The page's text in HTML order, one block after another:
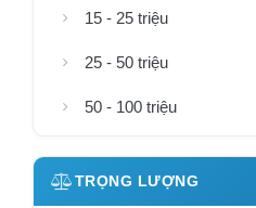
15 - 25 triệu
25 - 50 triệu
50 - 100 triệu
TRỌNG LƯỢNG